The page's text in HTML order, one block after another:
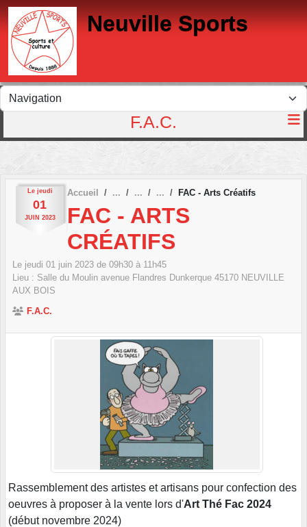
Neuville Sports
F.A.C.
Le jeudi
01
JUIN 2023
Accueil FAC - Arts Créatifs
FAC - ARTS
CRÉATIFS
Le jeudi 01 juin 2023 de 09h30 à 11h45
Lieu : Salle du Moulin avenue Flandres Dunkerque 45170 NEUVILLE
AUX BOIS
F.A.C.
Rassemblement des artistes et artisans pour confection des
oeuvres à proposer à la vente lors d'Art Thé Fac 2024
(début novembre 2024)
Panneau de gestion des cookies